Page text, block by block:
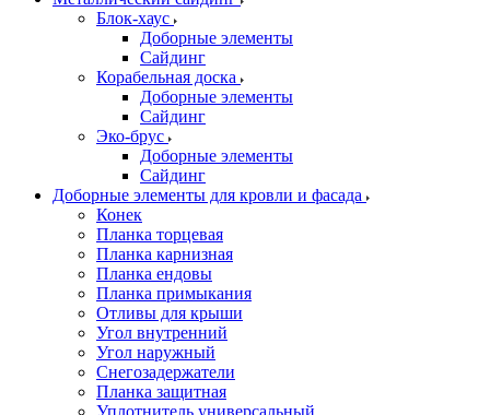
Блок-хаус
Доборные элементы
Сайдинг
Корабельная доска
Доборные элементы
Сайдинг
Эко-брус
Доборные элементы
Сайдинг
Доборные элементы для кровли и фасада
Конек
Планка торцевая
Планка карнизная
Планка ендовы
Планка примыкания
Отливы для крыши
Угол внутренний
Угол наружный
Снегозадержатели
Планка защитная
Уплотнитель универсальный